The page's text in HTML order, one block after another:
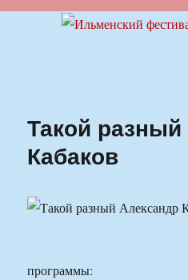
Ильменский
Такой
Кабаков
программы: